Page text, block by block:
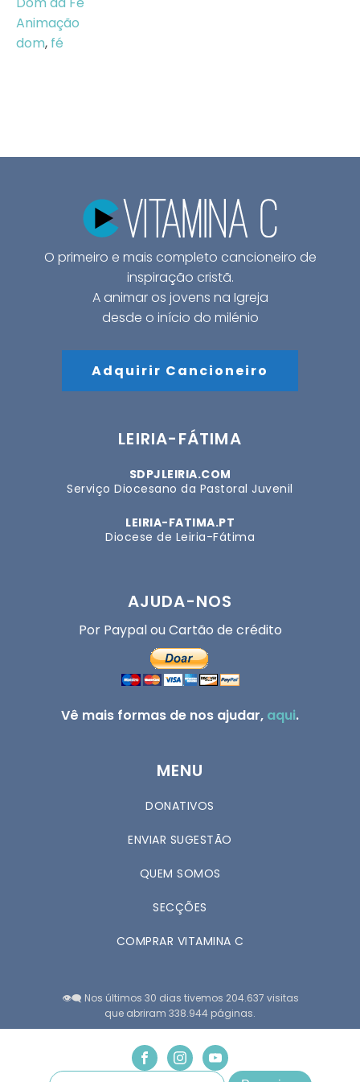
Animação
dom, fé
O primeiro e mais completo cancioneiro de
inspiração cristã.
A animar os jovens na Igreja
desde o início do milénio
Adquirir Cancioneiro
LEIRIA-FÁTIMA
SDPJLEIRIA.COM
Serviço Diocesano da Pastoral Juvenil
LEIRIA-FATIMA.PT
Diocese de Leiria-Fátima
AJUDA-NOS
Por Paypal ou Cartão de crédito
Vê mais formas de nos ajudar, aqui.
MENU
DONATIVOS
ENVIAR SUGESTÃO
QUEM SOMOS
SECÇÕES
COMPRAR VITAMINA C
👁️‍🗨️ Nos últimos 30 dias tivemos 204.637 visitas
que abriram 338.944 páginas.